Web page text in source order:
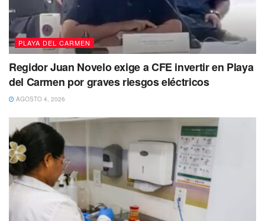
PLAYA DEL CARMEN
Regidor Juan Novelo exige a CFE invertir en Playa
del Carmen por graves riesgos eléctricos
AGOSTO 4, 2026